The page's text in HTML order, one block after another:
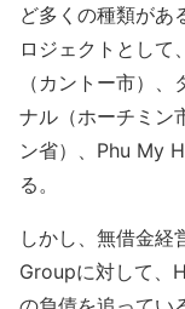
ど多くの種類があ
ロジェクトとして
（カントー市）
ナル（ホーチミン
ン省）、Phu My
る。
しかし、無借金
Groupに対して、